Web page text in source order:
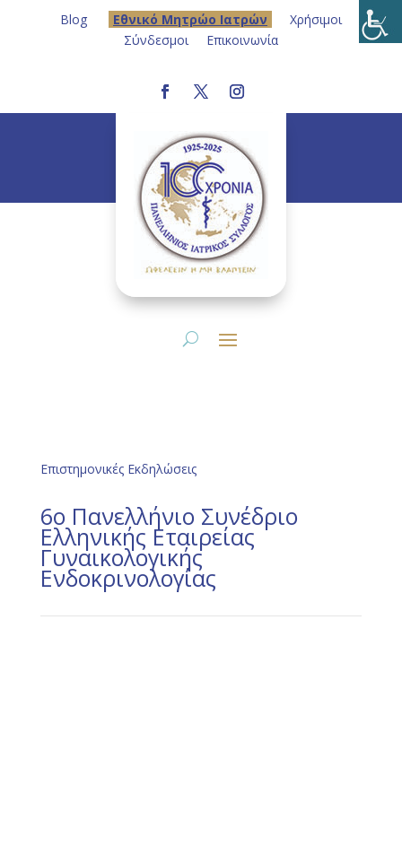
Blog Eθνικό Μητρώο Ιατρών
Χρήσιμοι
Σύνδεσμοι
Επικοινωνία
Επιστημονικές Εκδηλώσεις
6ο Πανελλήνιο Συνέδριο
Ελληνικής Εταιρείας
Γυναικολογικής
Ενδοκρινολογίας